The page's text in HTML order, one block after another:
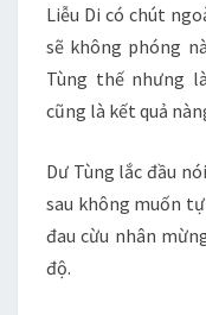
Liễu Di có chút
sẽ không phóng
Tùng thế nhưng
cũng là kết quả
Dư Tùng lắc đầu
sau không muốn
đau cừu nhân
độ.